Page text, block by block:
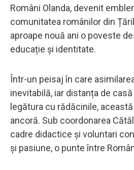
Români Olanda, devenit
comunitatea românilor din
aproape nouă ani o poveste
educație și identitate.
Într-un peisaj în care
inevitabilă, iar distanța de
legătura cu rădăcinile,
ancoră. Sub coordonarea
cadre didactice și voluntari
și pasiune, o punte între